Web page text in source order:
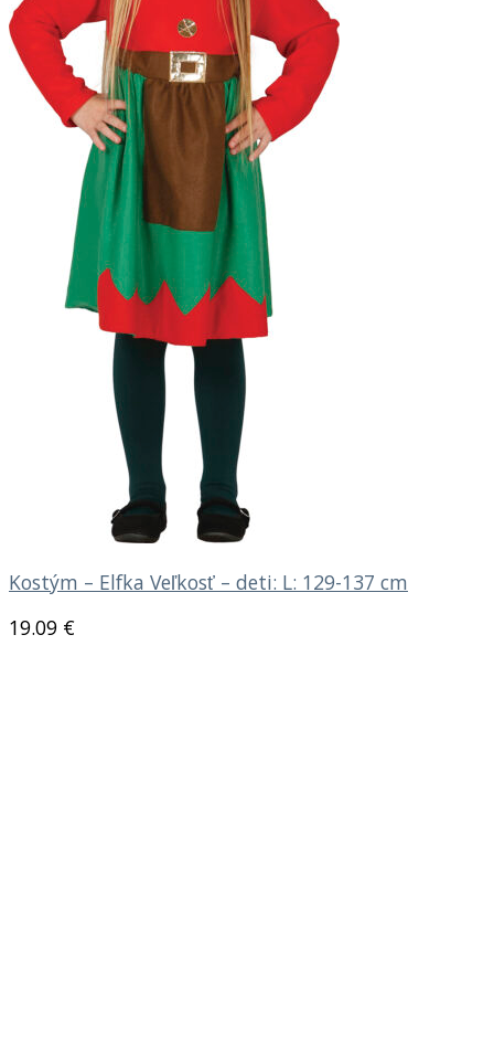
Kostým – Elfka Veľkosť – deti: L: 129-137 cm
19.09 €